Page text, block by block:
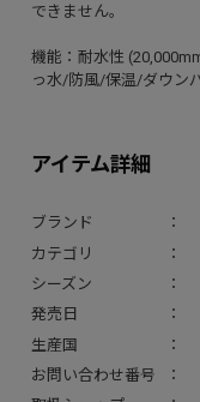
アイテム詳細
ブランド
カテゴリ
シーズン
発売日
生産国
お問い合わせ番号
できません。
機能：耐水性
っ水/防風/保温/ダウン